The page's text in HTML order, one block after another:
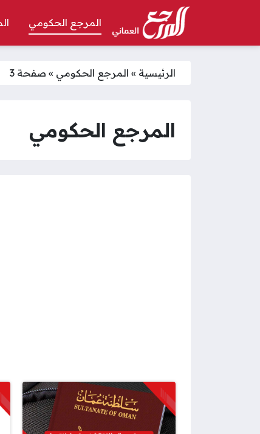
المرجع الحكومي
الرئيسية » المرجع الحكومي » صفحة 3
المرجع الحكومي